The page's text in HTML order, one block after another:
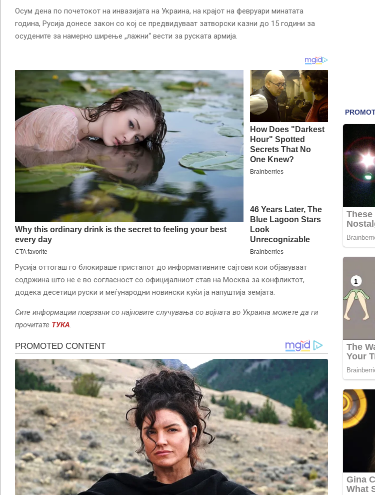
Осум дена по почетокот на инвазијата на Украина, на крајот на февруари минатата
година, Русија донесе закон со кој се предвидуваат затворски казни до 15 години за
осудените за намерно ширење „лажни“ вести за руската армија.
Русија оттогаш го блокираше пристапот до информативните сајтови кои објавуваат
содржина што не е во согласност со официјалниот став на Москва за конфликтот,
додека десетици руски и меѓународни новински куќи ја напуштија земјата.
Сите информации поврзани со најновите случувања со војната во Украина можете да ги
прочитате ТУКА.